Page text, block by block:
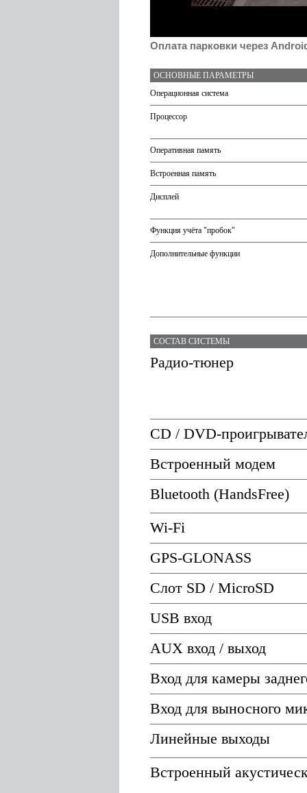
Оплата парковки через
ОСНОВНЫЕ ПАРАМЕТРЫ
Операционная система
Процессор
Оперативная память
Встроенная память
Дисплей
Функция учёта "пробок"
Дополнительные функции
СОСТАВ СИСТЕМЫ
Радио-тюнер
CD / DVD-
Встроенный модем
Bluetooth (HandsFree)
Wi-Fi
GPS-GLONASS
Слот SD / MicroSD
USB вход
AUX вход / выход
Вход для камеры
Вход для выносного
Линейные выходы
Встроенный